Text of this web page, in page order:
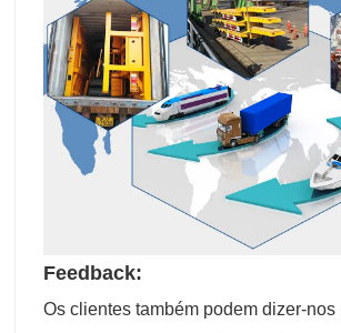
Feedback:
Os clientes também podem dizer-nos